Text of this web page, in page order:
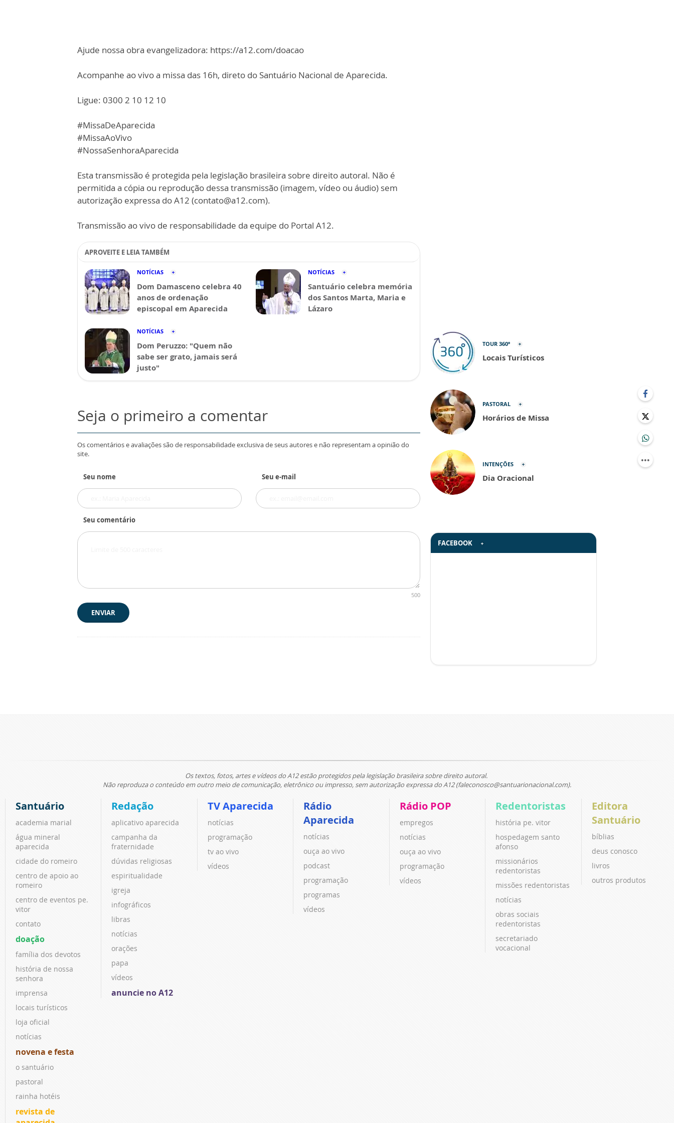
Ajude nossa obra evangelizadora: https://a12.com/doacao
Acompanhe ao vivo a missa das 16h, direto do Santuário Nacional de Aparecida.
Ligue: 0300 2 10 12 10
#MissaDeAparecida
#MissaAoVivo
#NossaSenhoraAparecida
Esta transmissão é protegida pela legislação brasileira sobre direito autoral. Não é
permitida a cópia ou reprodução dessa transmissão (imagem, vídeo ou áudio) sem
autorização expressa do A12 (contato@a12.com).
Transmissão ao vivo de responsabilidade da equipe do Portal A12.
APROVEITE E LEIA TAMBÉM
NOTÍCIAS
Dom Damasceno celebra 40
anos de ordenação
episcopal em Aparecida
NOTÍCIAS
Santuário celebra memória
dos Santos Marta, Maria e
Lázaro
NOTÍCIAS
Dom Peruzzo: "Quem não
sabe ser grato, jamais será
justo"
Seja o primeiro a comentar
Os comentários e avaliações são de responsabilidade exclusiva de seus autores e não representam a opinião do
site.
Seu nome Seu e-mail
Seu comentário
500
ENVIAR
TOUR 360º
Locais Turísticos
PASTORAL
Horários de Missa
INTENÇÕES
Dia Oracional
FACEBOOK
Os textos, fotos, artes e vídeos do A12 estão protegidos pela legislação brasileira sobre direito autoral.
Não reproduza o conteúdo em outro meio de comunicação, eletrônico ou impresso, sem autorização expressa do A12 (faleconosco@santuarionacional.com).
Santuário
academia marial
água mineral
aparecida
cidade do romeiro
centro de apoio ao
romeiro
centro de eventos pe.
vitor
contato
doação
família dos devotos
história de nossa
senhora
imprensa
locais turísticos
loja oficial
notícias
novena e festa
o santuário
pastoral
rainha hotéis
revista de
Redação
aplicativo aparecida
campanha da
fraternidade
dúvidas religiosas
espiritualidade
igreja
infográficos
libras
notícias
orações
papa
vídeos
anuncie no A12
TV Aparecida
notícias
programação
tv ao vivo
vídeos
Rádio
Aparecida
notícias
ouça ao vivo
podcast
programação
programas
vídeos
Rádio POP
empregos
notícias
ouça ao vivo
programação
vídeos
Redentoristas
história pe. vitor
hospedagem santo
afonso
missionários
redentoristas
missões redentoristas
notícias
obras sociais
redentoristas
secretariado
vocacional
Editora
Santuário
bíblias
deus conosco
livros
outros produtos